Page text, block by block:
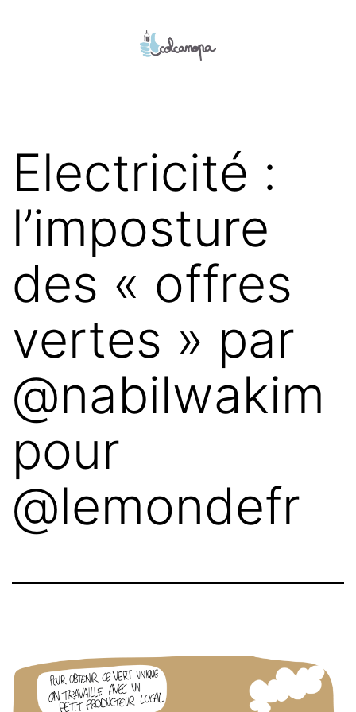
Electricité :
l’imposture
des « offres
vertes » par
@nabilwakim
pour
@lemondefr